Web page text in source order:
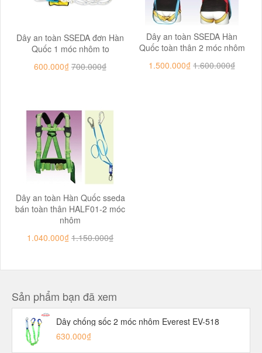
Dây an toàn SSEDA đơn Hàn
Quốc 1 móc nhôm to
600.000₫ 700.000₫
Dây an toàn SSEDA Hàn
Quốc toàn thân 2 móc nhôm
1.500.000₫ 1.600.000₫
Dây an toàn Hàn Quốc sseda
bán toàn thân HALF01-2 móc
nhôm
1.040.000₫ 1.150.000₫
Sản phẩm bạn đã xem
Dây chống sốc 2 móc nhôm Everest EV-518
630.000₫